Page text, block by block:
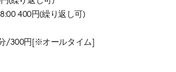
400円(繰り返し可)
/300円[※オールタイム]